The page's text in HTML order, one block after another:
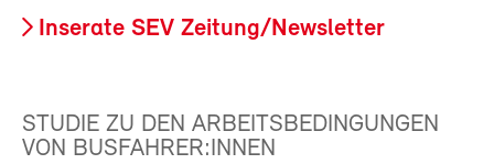
Inserate SEV Zeitung/Newsletter
STUDIE ZU DEN ARBEITSBEDINGUNGEN
VON BUSFAHRER:INNEN